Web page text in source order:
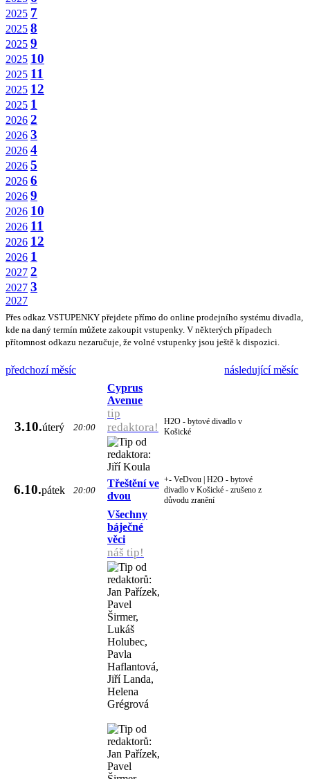
2025 7
2025 8
2025 9
2025 10
2025 11
2025 12
2025 1
2026 2
2026 3
2026 4
2026 5
2026 6
2026 9
2026 10
2026 11
2026 12
2026 1
2027 2
2027 3
2027
Přes odkaz VSTUPENKY přejdete přímo do online prodejního systému divadla,
kde na daný termín můžete zakoupit vstupenky. V některých případech
přítomnost odkazu nezaručuje, že volné vstupenky jsou ještě k dispozici.
předchozí měsíc následující měsíc
3.10.úterý 20:00
Cyprus
Avenue
tip
redaktora!
H2O - bytové divadlo v
Košické
6.10.pátek 20:00
Třeštění ve
dvou
+- VeDvou | H2O - bytové
divadlo v Košické - zrušeno z
důvodu zranění
Všechny
báječné
věci
náš tip!